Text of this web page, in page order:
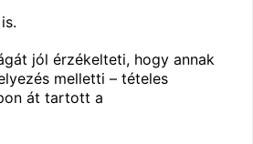
jól érzékelteti, hogy annak
melletti – tételes
át tartott a